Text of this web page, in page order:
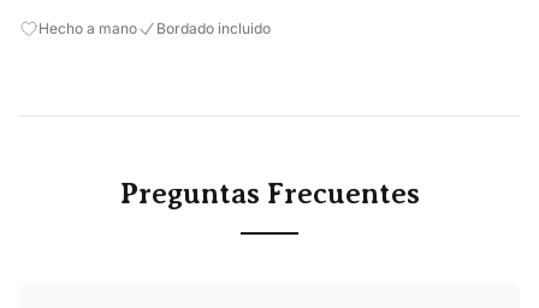
Hecho a mano Bordado incluido
Preguntas Frecuentes